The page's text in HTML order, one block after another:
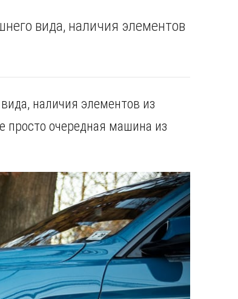
вида, наличия элементов
наличия элементов из
просто очередная машина из